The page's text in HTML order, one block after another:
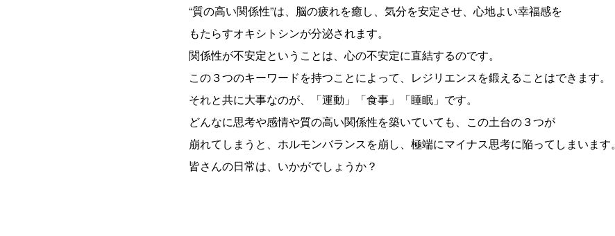
“質の高い関係性”は、脳の疲れを癒し、気分を安定させ、心地よい幸福感を
もたらすオキシトシンが分泌されます。
関係性が不安定ということは、心の不安定に直結するのです。
この３つのキーワードを持つことによって、レジリエンスを鍛えることはできます。
それと共に大事なのが、「運動」「食事」「睡眠」です。
どんなに思考や感情や質の高い関係性を築いていても、この土台の３つが
崩れてしまうと、ホルモンバランスを崩し、極端にマイナス思考に陥ってしまいます。
皆さんの日常は、いかがでしょうか？